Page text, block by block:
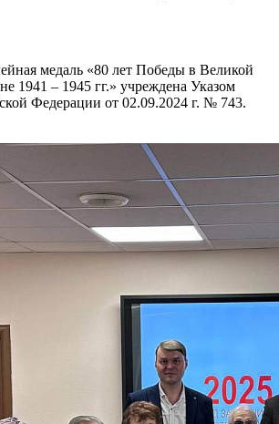
медаль «80 лет Победы в Великой
1941 – 1945 гг.» учреждена Указом
Федерации от 02.09.2024 г. № 743.
Зеленый пр., д. 23/43
71
Ctr+Enter